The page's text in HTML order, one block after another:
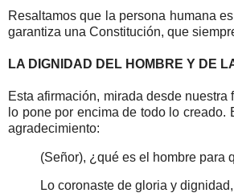
Resaltamos que la persona humana
garantiza una Constitución, que
LA DIGNIDAD DEL HOMBRE Y DE
Esta afirmación, mirada desde
lo pone por encima de todo lo
agradecimiento:
(Señor), ¿qué es el hombre para
Lo coronaste de gloria y